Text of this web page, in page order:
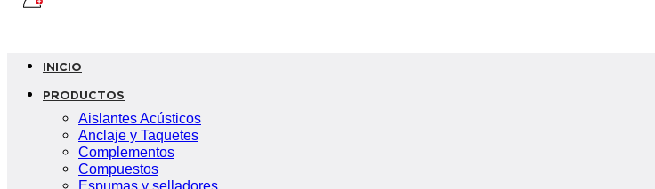
INICIO
PRODUCTOS
Aislantes Acústicos
Anclaje y Taquetes
Complementos
Compuestos